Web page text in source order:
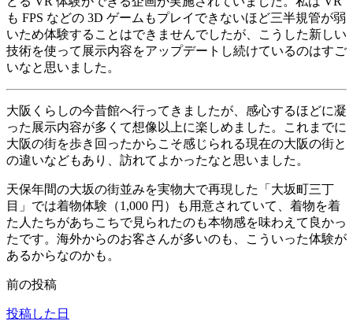
も FPS などの 3D ゲームもプレイできないほど三半規管が弱
いため体験することはできませんでしたが、こうした新しい
技術を使って展示内容をアップデートし続けているのはすご
いなと思いました。
大阪くらしの今昔館へ行ってきましたが、感心するほどに凝
った展示内容が多くて想像以上に楽しめました。これまでに
大阪の街を歩き回ったからこそ感じられる現在の大阪の街と
の違いなどもあり、訪れてよかったなと思いました。
天保年間の大坂の街並みを実物大で再現した「大坂町三丁
目」では着物体験（1,000 円）も用意されていて、着物を着
た人たちがあちこちで見られたのも本物感を味わえて良かっ
たです。海外からのお客さんが多いのも、こういった体験が
あるからなのかも。
前の投稿
投稿した日